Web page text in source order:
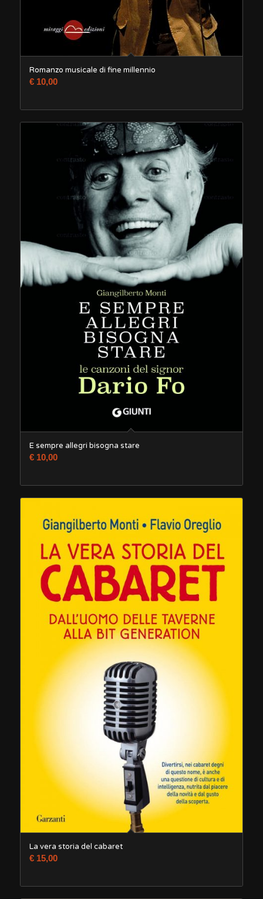
Romanzo musicale di fine millennio
€10,00
E sempre allegri bisogna stare
€10,00
La vera storia del cabaret
€15,00